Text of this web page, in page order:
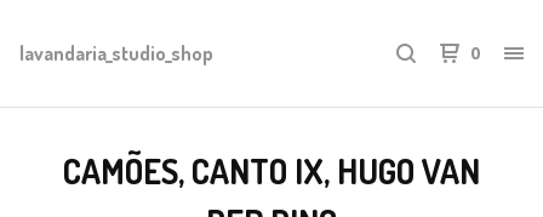
lavandaria_studio_shop 0
CAMÕES, CANTO IX, HUGO VAN